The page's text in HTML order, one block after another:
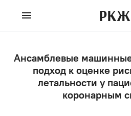
РКЖ
Ансамблевые
подход к оценке
летальности у
коронарным